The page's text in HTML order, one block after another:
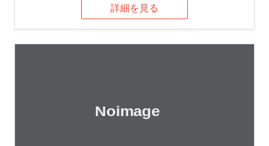
詳細を見る